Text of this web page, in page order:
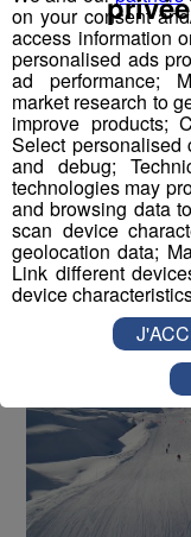
Publié par La
Radio Mont Blanc
Société
on your consent
access information
personalised ads
ad performance;
market research to
improve products;
Select personalised
and debug;
technologies may
and browsing data
scan device
geolocation data;
Link different
device